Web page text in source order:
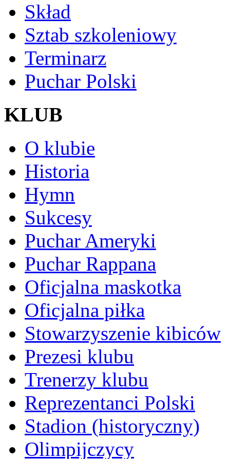
Skład
Sztab szkoleniowy
Terminarz
Puchar Polski
KLUB
O klubie
Historia
Hymn
Sukcesy
Puchar Ameryki
Puchar Rappana
Oficjalna maskotka
Oficjalna piłka
Stowarzyszenie kibiców
Prezesi klubu
Trenerzy klubu
Reprezentanci Polski
Stadion (historyczny)
Olimpijczycy